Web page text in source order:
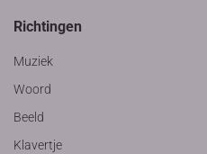
Richtingen
Muziek
Woord
Beeld
Klavertje